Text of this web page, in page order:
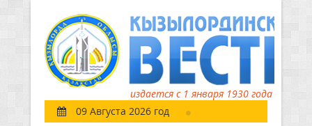
издается с 1 января 1930 года
09 Августа 2026 год